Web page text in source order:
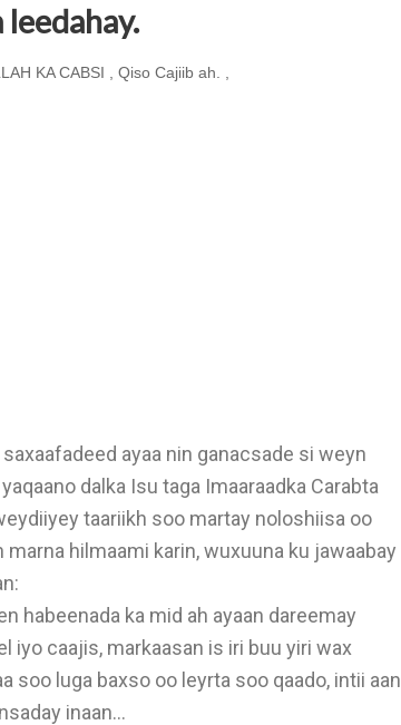
KA CABSI Qiso Cajiib ah.
saxaafadeed ayaa nin ganacsade si weyn
yaqaano dalka Isu taga Imaaraadka Carabta
taariikh soo martay noloshiisa oo
marna hilmaami karin, wuxuuna ku jawaabay
habeenada ka mid ah ayaan dareemay
iyo caajis, markaasan is iri buu yiri wax
soo luga baxso oo leyrta soo qaado, intii aan
inaan...